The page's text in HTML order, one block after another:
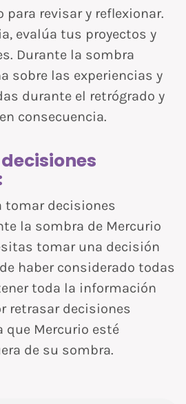
revisar y reflexionar.
evalúa tus proyectos y
Durante la sombra
sobre las experiencias y
durante el retrógrado y
consecuencia.
tomar decisiones
la sombra de Mercurio
tomar una decisión
haber considerado todas
toda la información
retrasar decisiones
Mercurio esté
de su sombra.